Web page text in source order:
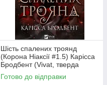
Шість спалених троянд
(Корона Ніаксії #1.5) Карісса
Бродбент (Vivat, тверда
обкладинка, кольоровий зріз,
суперобкладинка)
Готово до відправки